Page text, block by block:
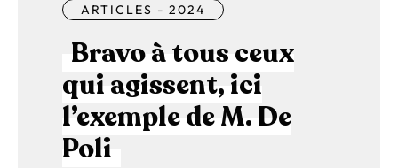
ARTICLES - 2024
Bravo à tous ceux
qui agissent, ici
l’exemple de M. De
Poli